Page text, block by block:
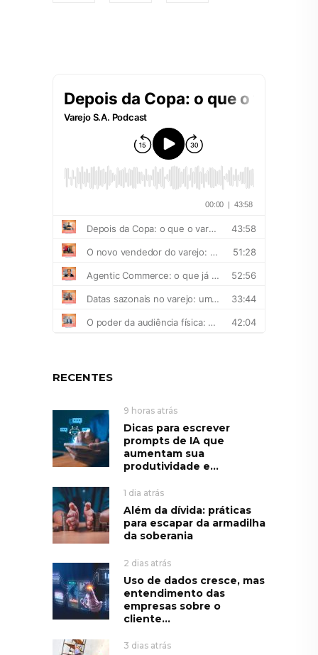
RECENTES
9 horas atrás
Dicas para escrever
prompts de IA que
aumentam sua
produtividade e...
1 dia atrás
Além da dívida: práticas
para escapar da armadilha
da soberania
2 dias atrás
Uso de dados cresce, mas
entendimento das
empresas sobre o
cliente...
3 dias atrás